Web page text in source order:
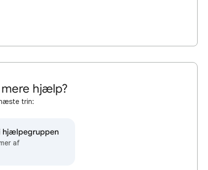
hjælp?
trin:
hjælpegruppen
af